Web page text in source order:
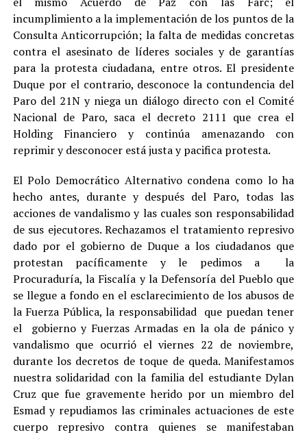
incumplimiento a la implementación de los puntos de la
Consulta Anticorrupción; la falta de medidas concretas
contra el asesinato de líderes sociales y de garantías
para la protesta ciudadana, entre otros. El presidente
Duque por el contrario, desconoce la contundencia del
Paro del 21N y niega un diálogo directo con el Comité
Nacional de Paro, saca el decreto 2111 que crea el
Holding Financiero y continúa amenazando con
reprimir y desconocer está justa y pacifica protesta.
El Polo Democrático Alternativo condena como lo ha
hecho antes, durante y después del Paro, todas las
acciones de vandalismo y las cuales son responsabilidad
de sus ejecutores. Rechazamos el tratamiento represivo
dado por el gobierno de Duque a los ciudadanos que
protestan pacíficamente y le pedimos a la
Procuraduría, la Fiscalía y la Defensoría del Pueblo que
se llegue a fondo en el esclarecimiento de los abusos de
la Fuerza Pública, la responsabilidad que puedan tener
el gobierno y Fuerzas Armadas en la ola de pánico y
vandalismo que ocurrió el viernes 22 de noviembre,
durante los decretos de toque de queda. Manifestamos
nuestra solidaridad con la familia del estudiante Dylan
Cruz que fue gravemente herido por un miembro del
Esmad y repudiamos las criminales actuaciones de este
cuerpo represivo contra quienes se manifestaban